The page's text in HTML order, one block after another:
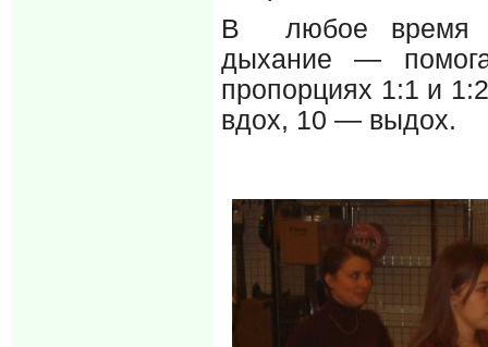
В любое время
дыхание —
пропорциях 1:1 и
вдох, 10 — выдох.